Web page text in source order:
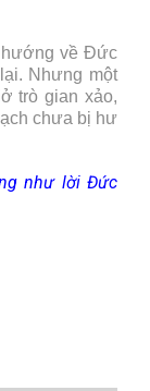
hướng về Đức
Nhưng một
trò gian xảo,
chưa bị hư
như lời Đức